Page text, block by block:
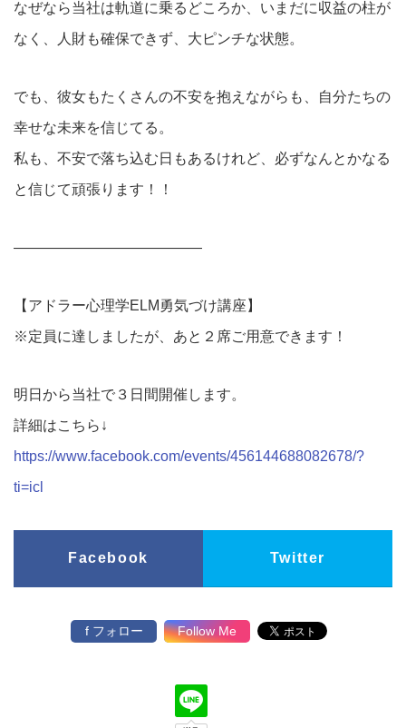
なぜなら当社は軌道に乗るどころか、いまだに収益の柱が
なく、人財も確保できず、大ピンチな状態。
でも、彼女もたくさんの不安を抱えながらも、自分たちの
幸せな未来を信じてる。
私も、不安で落ち込む日もあるけれど、必ずなんとかなる
と信じて頑張ります！！
—————————————
【アドラー心理学ELM勇気づけ講座】
※定員に達しましたが、あと２席ご用意できます！
明日から当社で３日間開催します。
詳細はこちら↓
https://www.facebook.com/events/456144688082678/?
ti=icl
Facebook Twitter
f フォロー Follow Me